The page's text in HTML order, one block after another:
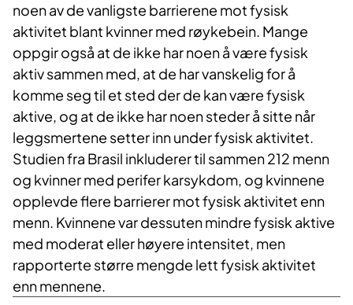
noen av de vanligste barrierene mot fysisk
aktivitet blant kvinner med røykebein. Mange
oppgir også at de ikke har noen å være fysisk
aktiv sammen med, at de har vanskelig for å
komme seg til et sted der de kan være fysisk
aktive, og at de ikke har noen steder å sitte når
leggsmertene setter inn under fysisk aktivitet.
Studien fra Brasil inkluderer til sammen 212 menn
og kvinner med perifer karsykdom, og kvinnene
opplevde flere barrierer mot fysisk aktivitet enn
menn. Kvinnene var dessuten mindre fysisk aktive
med moderat eller høyere intensitet, men
rapporterte større mengde lett fysisk aktivitet
enn mennene.